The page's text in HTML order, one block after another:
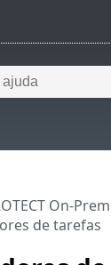
On-Prem
de tarefas